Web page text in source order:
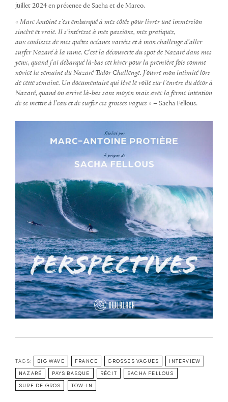
juillet 2024 en présence de Sacha et de Marco.
« Marc Antoine s’est embarqué à mes côtés pour livrer une immersion
sincère et vraie. Il s’intéresse à mes passions, mes pratiques,
aux coulisses de mes quêtes océanes variées et à mon challenge d’aller
surfer Nazaré à la rame. C’est la découverte du spot de Nazaré dans mes
yeux, quand j’ai débarqué là-bas cet hiver pour la première fois comme
novice la semaine du Nazaré Tudor Challenge. J’ouvre mon intimité lors
de cette semaine. Un documentaire qui lève le voile sur l’envers du décor à
Nazaré, quand on arrive là-bas sans moyen mais avec la ferme intention
de se mettre à l’eau et de surfer ces grosses vagues » – Sacha Fellous.
TAGS: BIG WAVE FRANCE GROSSES VAGUES INTERVIEW
NAZARÉ PAYS BASQUE RÉCIT SACHA FELLOUS
SURF DE GROS TOW-IN